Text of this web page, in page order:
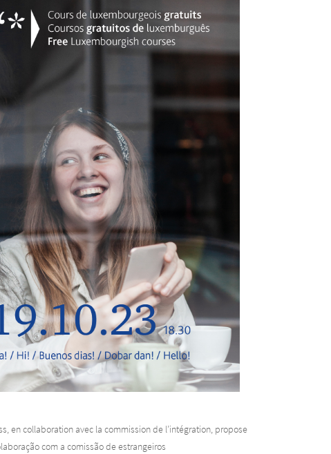
en collaboration avec la commission de l’intégration, propose
com a comissão de estrangeiros